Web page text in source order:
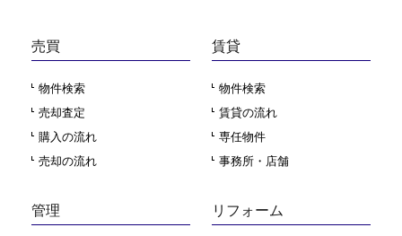
売買
物件検索
売却査定
購入の流れ
売却の流れ
賃貸
物件検索
賃貸の流れ
専任物件
事務所・店舗
管理 リフォーム